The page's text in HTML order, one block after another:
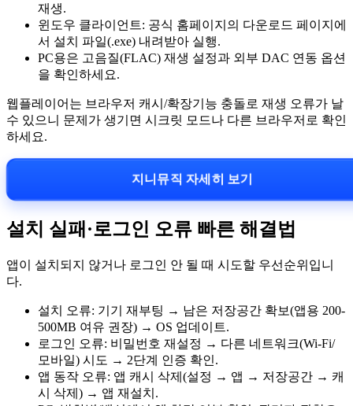
재생.
윈도우 클라이언트: 공식 홈페이지의 다운로드 페이지에
서 설치 파일(.exe) 내려받아 실행.
PC용은 고음질(FLAC) 재생 설정과 외부 DAC 연동 옵션
을 확인하세요.
웹플레이어는 브라우저 캐시/확장기능 충돌로 재생 오류가 날
수 있으니 문제가 생기면 시크릿 모드나 다른 브라우저로 확인
하세요.
지니뮤직 자세히 보기
설치 실패·로그인 오류 빠른 해결법
앱이 설치되지 않거나 로그인 안 될 때 시도할 우선순위입니
다.
설치 오류: 기기 재부팅 → 남은 저장공간 확보(앱용 200-
500MB 여유 권장) → OS 업데이트.
로그인 오류: 비밀번호 재설정 → 다른 네트워크(Wi‑Fi/
모바일) 시도 → 2단계 인증 확인.
앱 동작 오류: 앱 캐시 삭제(설정 → 앱 → 저장공간 → 캐
시 삭제) → 앱 재설치.